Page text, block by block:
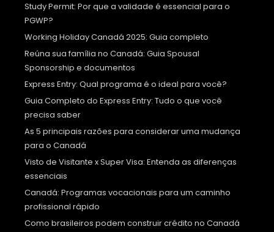
Study Permit: Por que a validade é essencial para o
PGWP?
Working Holiday Canadá 2025: Guia completo
Reúna sua família no Canadá: Guia Spousal
Sponsorship e documentos
Express Entry: Qual programa é o ideal para você?
Guia Completo do Express Entry: Tudo o que você
precisa saber
As 5 principais razões para considerar uma mudança
para o Canadá
Visto de Visitante x Super Visa: Entenda as diferenças
essenciais
Canadá: Programas vocacionais para um caminho
profissional rápido
Como brasileiros podem construir crédito no Canadá